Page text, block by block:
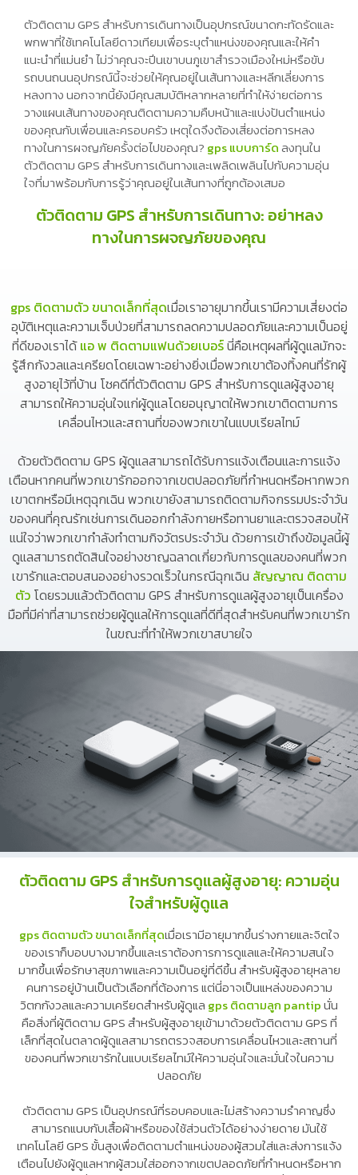
ตัวติดตาม GPS สำหรับการเดินทางเป็นอุปกรณ์ขนาดกะทัดรัดและ
พกพาที่ใช้เทคโนโลยีดาวเทียมเพื่อระบุตำแหน่งของคุณและให้คำ
แนะนำที่แม่นยำ ไม่ว่าคุณจะปีนเขาบนภูเขาสำรวจเมืองใหม่หรือขับ
รถบนถนนอุปกรณ์นี้จะช่วยให้คุณอยู่ในเส้นทางและหลีกเลี่ยงการ
หลงทาง นอกจากนี้ยังมีคุณสมบัติหลากหลายที่ทำให้ง่ายต่อการ
วางแผนเส้นทางของคุณติดตามความคืบหน้าและแบ่งปันตำแหน่ง
ของคุณกับเพื่อนและครอบครัว เหตุใดจึงต้องเสี่ยงต่อการหลง
ทางในการผจญภัยครั้งต่อไปของคุณ? gps แบบการ์ดลงทุนใน
ตัวติดตาม GPS สำหรับการเดินทางและเพลิดเพลินไปกับความอุ่น
ใจที่มาพร้อมกับการรู้ว่าคุณอยู่ในเส้นทางที่ถูกต้องเสมอ
ตัวติดตาม GPS สำหรับการเดินทาง: อย่าหลง
ทางในการผจญภัยของคุณ
gps ติดตามตัว ขนาดเล็กที่สุดเมื่อเราอายุมากขึ้นเรามีความเสี่ยงต่อ
อุบัติเหตุและความเจ็บป่วยที่สามารถลดความปลอดภัยและความเป็นอยู่
ที่ดีของเราได้แอ พ ติดตามแฟนด้วยเบอร์นี่คือเหตุผลที่ผู้ดูแลมักจะ
รู้สึกกังวลและเครียดโดยเฉพาะอย่างยิ่งเมื่อพวกเขาต้องทิ้งคนที่รักผู้
สูงอายุไว้ที่บ้าน โชคดีที่ตัวติดตาม GPS สำหรับการดูแลผู้สูงอายุ
สามารถให้ความอุ่นใจแก่ผู้ดูแลโดยอนุญาตให้พวกเขาติดตามการ
เคลื่อนไหวและสถานที่ของพวกเขาในแบบเรียลไทม์
ด้วยตัวติดตาม GPS ผู้ดูแลสามารถได้รับการแจ้งเตือนและการแจ้ง
เตือนหากคนที่พวกเขารักออกจากเขตปลอดภัยที่กำหนดหรือหากพวก
เขาตกหรือมีเหตุฉุกเฉิน พวกเขายังสามารถติดตามกิจกรรมประจำวัน
ของคนที่คุณรักเช่นการเดินออกกำลังกายหรือทานยาและตรวจสอบให้
แน่ใจว่าพวกเขากำลังทำตามกิจวัตรประจำวัน ด้วยการเข้าถึงข้อมูลนี้ผู้
ดูแลสามารถตัดสินใจอย่างชาญฉลาดเกี่ยวกับการดูแลของคนที่พวก
เขารักและตอบสนองอย่างรวดเร็วในกรณีฉุกเฉิน สัญญาณ ติดตาม
ตัวโดยรวมแล้วตัวติดตาม GPS สำหรับการดูแลผู้สูงอายุเป็นเครื่อง
มือที่มีค่าที่สามารถช่วยผู้ดูแลให้การดูแลที่ดีที่สุดสำหรับคนที่พวกเขารัก
ในขณะที่ทำให้พวกเขาสบายใจ
ตัวติดตาม GPS สำหรับการดูแลผู้สูงอายุ: ความอุ่น
ใจสำหรับผู้ดูแล
gps ติดตามตัว ขนาดเล็กที่สุดเมื่อเรามีอายุมากขึ้นร่างกายและจิตใจ
ของเราก็บอบบางมากขึ้นและเราต้องการการดูแลและให้ความสนใจ
มากขึ้นเพื่อรักษาสุขภาพและความเป็นอยู่ที่ดีขึ้น สำหรับผู้สูงอายุหลาย
คนการอยู่บ้านเป็นตัวเลือกที่ต้องการ แต่นี่อาจเป็นแหล่งของความ
วิตกกังวลและความเครียดสำหรับผู้ดูแล gps ติดตามลูก pantipนั่น
คือสิ่งที่ผู้ติดตาม GPS สำหรับผู้สูงอายุเข้ามาด้วยตัวติดตาม GPS ที่
เล็กที่สุดในตลาดผู้ดูแลสามารถตรวจสอบการเคลื่อนไหวและสถานที่
ของคนที่พวกเขารักในแบบเรียลไทม์ให้ความอุ่นใจและมั่นใจในความ
ปลอดภัย
ตัวติดตาม GPS เป็นอุปกรณ์ที่รอบคอบและไม่สร้างความรำคาญซึ่ง
สามารถแนบกับเสื้อผ้าหรือของใช้ส่วนตัวได้อย่างง่ายดาย มันใช้
เทคโนโลยี GPS ขั้นสูงเพื่อติดตามตำแหน่งของผู้สวมใส่และส่งการแจ้ง
เตือนไปยังผู้ดูแลหากผู้สวมใส่ออกจากเขตปลอดภัยที่กำหนดหรือหาก